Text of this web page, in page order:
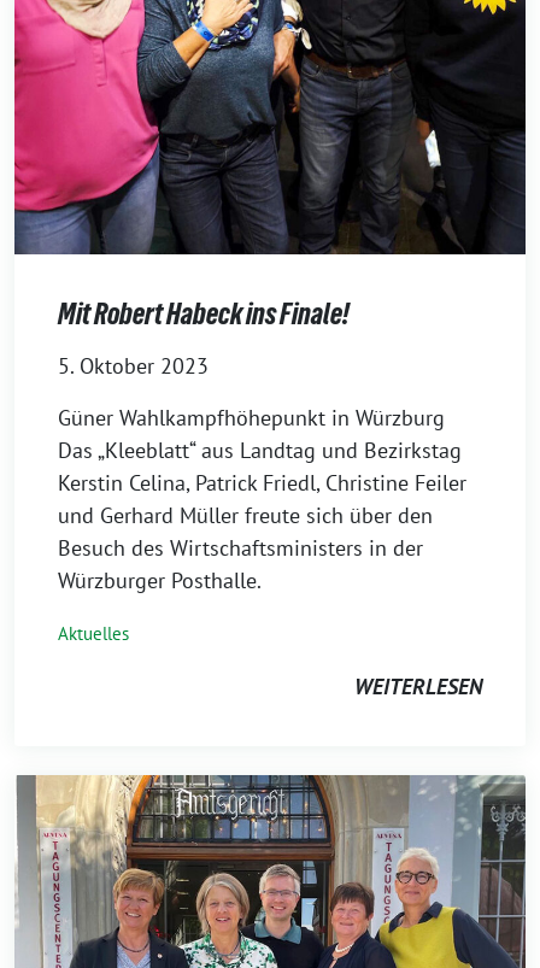
Mit Robert Habeck ins Finale!
5. Oktober 2023
Güner Wahlkampfhöhepunkt in Würzburg
Das „Kleeblatt“ aus Landtag und Bezirkstag
Kerstin Celina, Patrick Friedl, Christine Feiler
und Gerhard Müller freute sich über den
Besuch des Wirtschaftsministers in der
Würzburger Posthalle.
Aktuelles
WEITERLESEN